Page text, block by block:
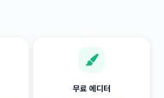
무료 에디터